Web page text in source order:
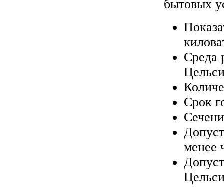
бытовых
Среда
Срок
менее